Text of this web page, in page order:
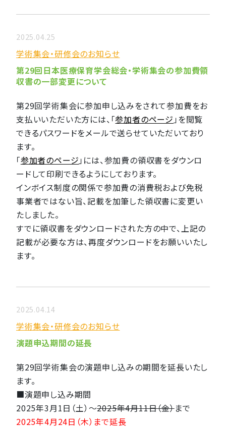
2025.04.25
学術集会・研修会のお知らせ
第29回日本医療保育学会総会・学術集会の参加費領
収書の一部変更について
第29回学術集会に参加申し込みをされて参加費をお
支払いいただいた方には、「参加者のページ」を閲覧
できるパスワードをメールで送らせていただいており
ます。
「参加者のページ」には、参加費の領収書をダウンロ
ードして印刷できるようにしております。
インボイス制度の関係で参加費の消費税および免税
事業者ではない旨、記載を加筆した領収書に変更い
たしました。
すでに領収書をダウンロードされた方の中で、上記の
記載が必要な方は、再度ダウンロードをお願いいたし
ます。
2025.04.14
学術集会・研修会のお知らせ
演題申込期間の延長
第29回学術集会の演題申し込みの期間を延長いたし
ます。
■演題申し込み期間
2025年3月1日（土）〜2025年4月11日（金）まで
2025年4月24日（木）まで延長